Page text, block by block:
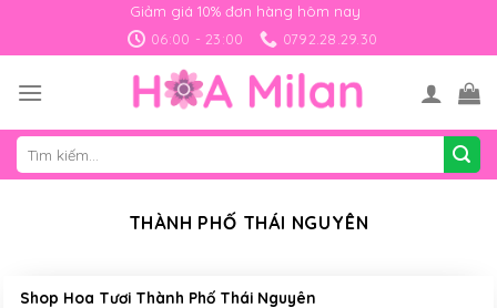
Giảm giá 10% đơn hàng hôm nay
06:00 - 23:00
0792.28.29.30
Tìm
kiếm:
THÀNH PHỐ THÁI NGUYÊN
Shop Hoa Tươi Thành Phố Thái Nguyên